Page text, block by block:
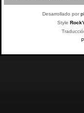
Desarrollado por
Style